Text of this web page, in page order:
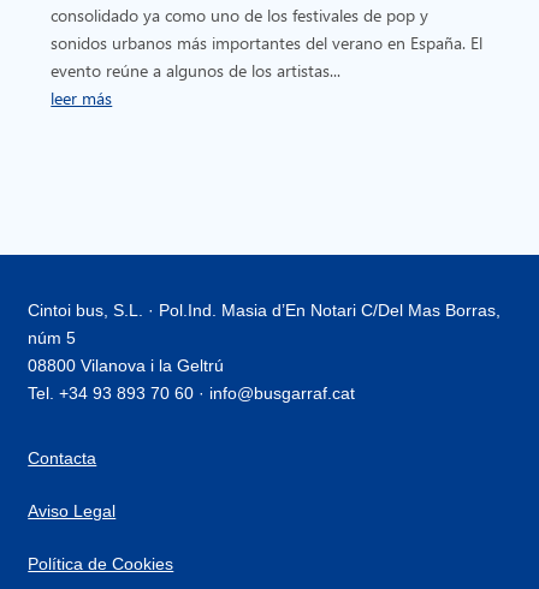
consolidado ya como uno de los festivales de pop y
sonidos urbanos más importantes del verano en España. El
evento reúne a algunos de los artistas...
leer más
Cintoi bus, S.L. · Pol.Ind. Masia d’En Notari C/Del Mas Borras,
núm 5
08800 Vilanova i la Geltrú
Tel. +34 93 893 70 60 · info@busgarraf.cat
Contacta
Aviso Legal
Política de Cookies